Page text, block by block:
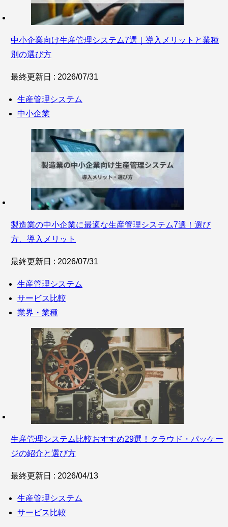
中小企業向け生産管理システム7選｜導入メリットと業種
別の選び方
最終更新日 : 2026/07/31
生産管理システム
中小企業
製造業の中小企業に最適な生産管理システム7選！選び
方、導入メリット
最終更新日 : 2026/07/31
生産管理システム
サービス比較
業界・業種
生産管理システム比較おすすめ29選！クラウド・パッケー
ジの紹介と選び方
最終更新日 : 2026/04/13
生産管理システム
サービス比較